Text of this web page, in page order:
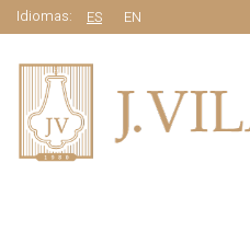
Idiomas: ES EN